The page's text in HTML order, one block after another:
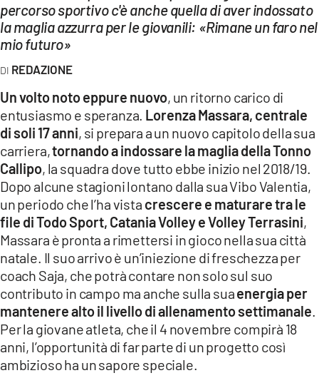
LaC
LACTV.IT
LACONAIR.IT
LACITYMAG.IT
ILREGGINO.IT
COSENZACHANNEL.IT
ILVIBONESE.IT
CATANZAROCHANNEL.IT
LACAPITALENEWS.IT
App
percorso sportivo c'è anche quella di aver indossato
la maglia azzurra per le giovanili: «Rimane un faro nel
mio futuro»
REDAZIONE
Un volto noto eppure nuovo, un ritorno carico di
entusiasmo e speranza. Lorenza Massara, centrale
di soli 17 anni, si prepara a un nuovo capitolo della sua
carriera,tornando a indossare la maglia della Tonno
Callipo, la squadra dove tutto ebbe inizio nel 2018/19.
Dopo alcune stagioni lontano dalla sua Vibo Valentia,
un periodo che l’ha vista crescere e maturare tra le
file di Todo Sport, Catania Volley e Volley Terrasini,
Massara è pronta a rimettersi in gioco nella sua città
natale. Il suo arrivo è un’iniezione di freschezza per
coach Saja, che potrà contare non solo sul suo
contributo in campo ma anche sulla suaenergia per
mantenere alto il livello di allenamento settimanale
Per la giovane atleta, che il 4 novembre compirà 18
anni, l’opportunità di far parte di un progetto così
ambizioso ha un sapore speciale.